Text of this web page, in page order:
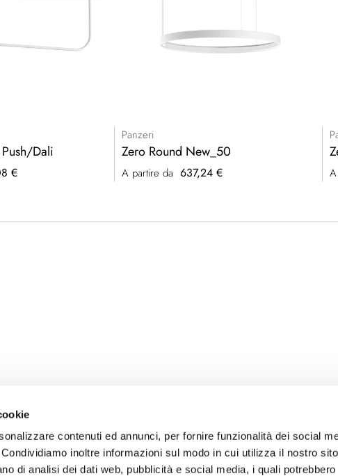
contenuti ed annunci, per fornire funzionalità dei social
inoltre informazioni sul modo in cui utilizza il nostro
di analisi dei dati web, pubblicità e social media, i quali potrebbero
Dali
€
Panzeri
Zero Round New_50
A partire da 637,24 €